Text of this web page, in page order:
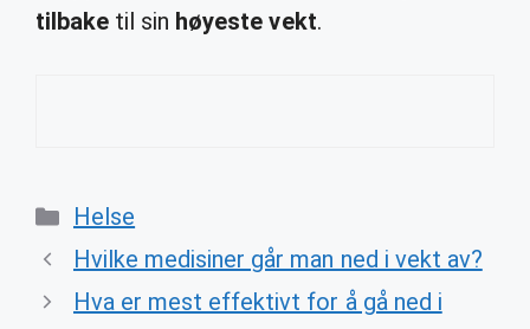
tilbake til sin høyeste vekt.
Categories
Helse
Hvilke medisiner går man ned i vekt av?
Hva er mest effektivt for å gå ned i